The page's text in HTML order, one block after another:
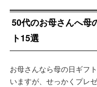
50代のお母さんへ母
ト15選
お母さんなら母の日ギフ
いますが、せっかくプレ